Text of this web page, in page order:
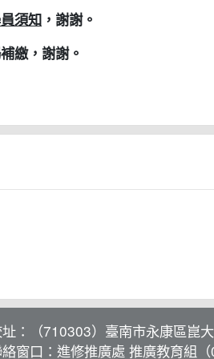
須知 ，謝謝。
繳，謝謝。
：（710303）臺南市永康區崑
窗口：進修推廣處 推廣教育組